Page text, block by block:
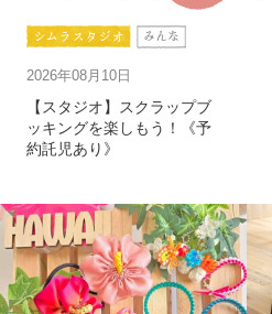
シムラスタジオ みんな
2026年08月10日
【スタジオ】スクラップブ
ッキングを楽しもう！《予
約託児あり》